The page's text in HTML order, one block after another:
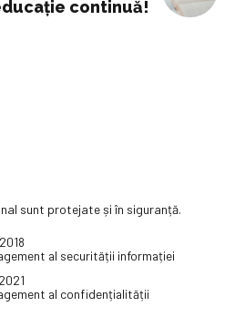
continuă!
sunt protejate și în siguranță.
al securității informației
al confidențialității